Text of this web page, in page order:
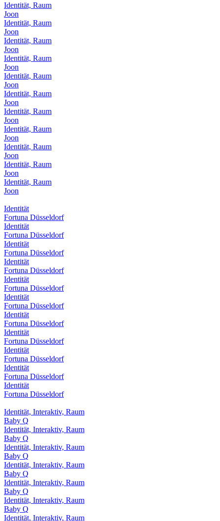
Identität, Raum
Joon
Identität, Raum
Joon
Identität, Raum
Joon
Identität, Raum
Joon
Identität, Raum
Joon
Identität, Raum
Joon
Identität, Raum
Joon
Identität, Raum
Joon
Identität, Raum
Joon
Identität, Raum
Joon
Identität, Raum
Joon
Identität
Fortuna Düsseldorf
Identität
Fortuna Düsseldorf
Identität
Fortuna Düsseldorf
Identität
Fortuna Düsseldorf
Identität
Fortuna Düsseldorf
Identität
Fortuna Düsseldorf
Identität
Fortuna Düsseldorf
Identität
Fortuna Düsseldorf
Identität
Fortuna Düsseldorf
Identität
Fortuna Düsseldorf
Identität
Fortuna Düsseldorf
Identität, Interaktiv, Raum
Baby Q
Identität, Interaktiv, Raum
Baby Q
Identität, Interaktiv, Raum
Baby Q
Identität, Interaktiv, Raum
Baby Q
Identität, Interaktiv, Raum
Baby Q
Identität, Interaktiv, Raum
Baby Q
Identität, Interaktiv, Raum